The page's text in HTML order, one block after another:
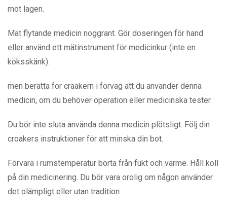
mot lagen.
Mät flytande medicin noggrant. Gör doseringen för hand
eller använd ett mätinstrument för medicinkur (inte en
köksskänk).
men berätta för craakern i förväg att du använder denna
medicin, om du behöver operation eller medicinska tester.
Du bör inte sluta använda denna medicin plötsligt. Följ din
croakers instruktioner för att minska din bot.
Förvara i rumstemperatur borta från fukt och värme. Håll koll
på din medicinering. Du bör vara orolig om någon använder
det olämpligt eller utan tradition.